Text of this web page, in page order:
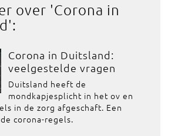
over 'Corona in
':
Corona in Duitsland:
veelgestelde vragen
Duitsland heeft de
mondkapjesplicht in het ov en
in de zorg afgeschaft. Een
corona-regels.